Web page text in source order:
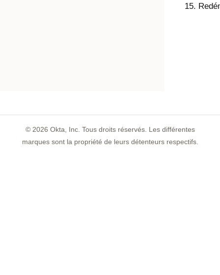
© 2026 Okta, Inc. Tous droits réservés. Les différentes
marques sont la propriété de leurs détenteurs respectifs.